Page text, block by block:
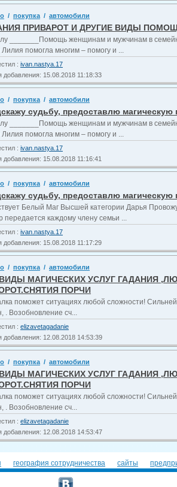
/ покупка / автомобили
ПРИВАРОТ И ДРУГИЕ ВИДЫ
_______Помощь женщинам и мужчинам в
помогла многим – помогу и ...
: ivan.nastya.17
добавления: 15.08.2018 11:18:33
/ покупка / автомобили
судьбу, предоставлю магическую
_______Помощь женщинам и мужчинам в
помогла многим – помогу и ...
: ivan.nastya.17
добавления: 15.08.2018 11:16:41
/ покупка / автомобили
судьбу, предоставлю магическую
Белый Маг Высшей категории Дарья
каждому члену семьи ...
: ivan.nastya.17
добавления: 15.08.2018 11:17:29
/ покупка / автомобили
МАГИЧЕСКИХ УСЛУГ ГАДАНИЯ
ПОРЧИ
поможет ситуациях любой сложности!
. Возобновление сч...
: elizavetagadanie
добавления: 12.08.2018 14:53:39
/ покупка / автомобили
МАГИЧЕСКИХ УСЛУГ ГАДАНИЯ
ПОРЧИ
поможет ситуациях любой сложности!
. Возобновление сч...
: elizavetagadanie
добавления: 12.08.2018 14:53:47
география сотрудничества сайты